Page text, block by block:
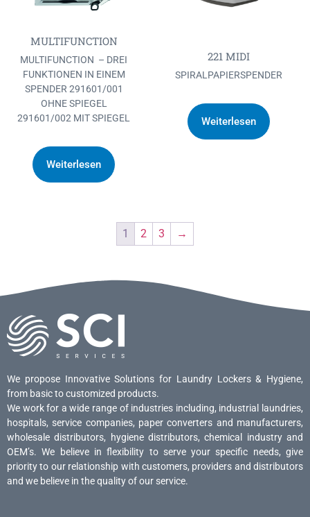
MULTIFUNCTION
MULTIFUNCTION – DREI
FUNKTIONEN IN EINEM
SPENDER 291601/001
OHNE SPIEGEL
291601/002 MIT SPIEGEL
Weiterlesen
221 MIDI
SPIRALPAPIERSPENDER
Weiterlesen
1 2 3 →
We propose Innovative Solutions for Laundry Lockers & Hygiene,
from basic to customized products.
We work for a wide range of industries including, industrial laundries,
hospitals, service companies, paper converters and manufacturers,
wholesale distributors, hygiene distributors, chemical industry and
OEM’s. We believe in flexibility to serve your specific needs, give
priority to our relationship with customers, providers and distributors
and we believe in the quality of our service.